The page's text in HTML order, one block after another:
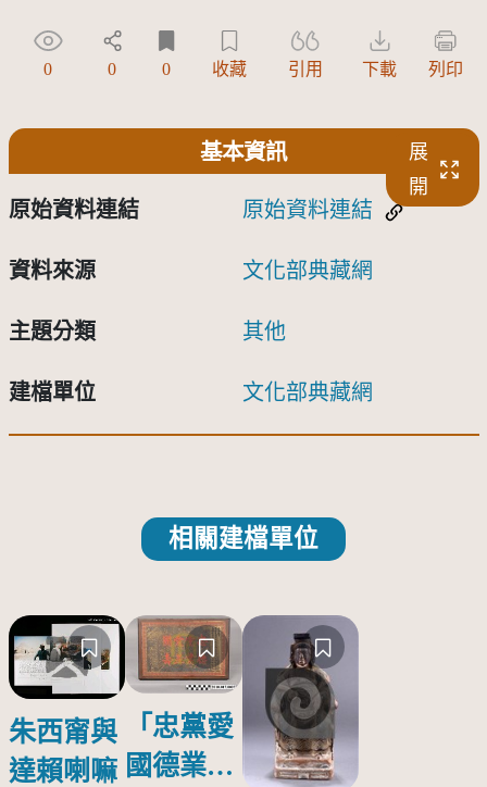
0 0 0 收藏 引用 下載 列印
基本資訊
展
開
原始資料連結 原始資料連結
資料來源 文化部典藏網
主題分類 其他
建檔單位 文化部典藏網
相關建檔單位
朱西甯與
達賴喇嘛
「忠黨愛
國德業並